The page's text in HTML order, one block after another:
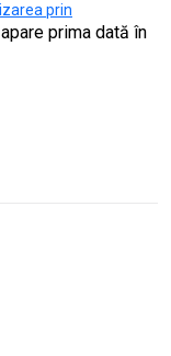
prin
apare prima dată în